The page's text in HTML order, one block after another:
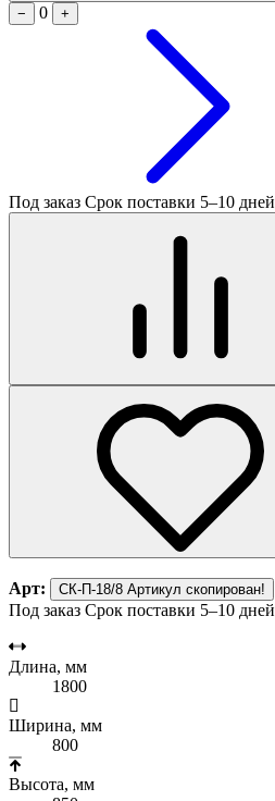
−
0 +
Под заказ Срок поставки 5–10 дней
Арт: СК-П-18/8 Артикул скопирован!
Под заказ Срок поставки 5–10 дней
Длина, мм
1800
Ширина, мм
800
Высота, мм